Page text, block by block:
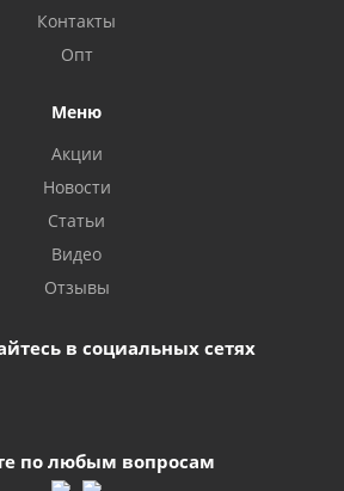
Контакты
Опт
Меню
Акции
Новости
Статьи
Видео
Отзывы
в социальных сетях
по любым вопросам